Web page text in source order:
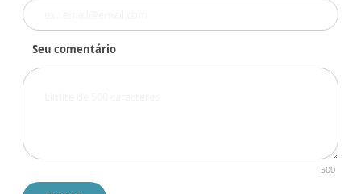
Seu comentário
500